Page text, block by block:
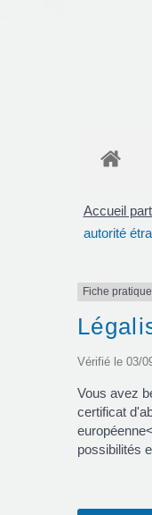
Accueil
autorité
Fiche pratique
Vérifié le 03/
Vous avez
certificat
possibilités